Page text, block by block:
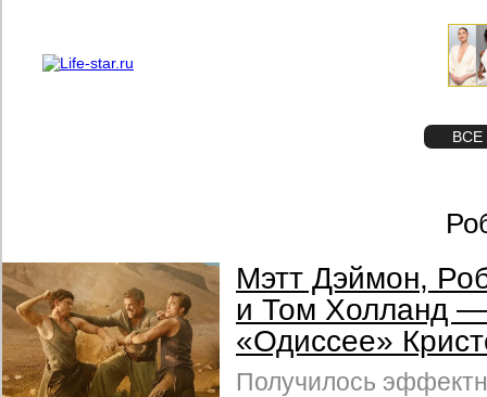
ВСЕ
Мэтт Дэймон,
и Том Холланд —
«Одиссее»
Получилось